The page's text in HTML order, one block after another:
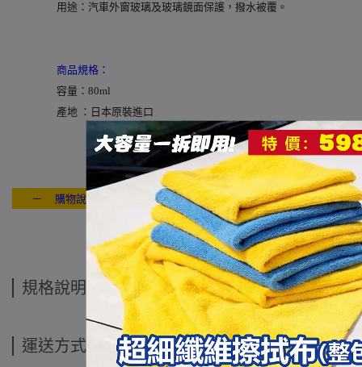
用途：汽車外窗玻璃及玻璃鏡面保護，撥水被覆。
商品規格：
容量：80ml
產地 ：日本原裝進口
－ 購物說明：付款方式 / 交貨方式 / 退換貨說明 / 售後服務 / 連絡我們
規格說明
運送方式